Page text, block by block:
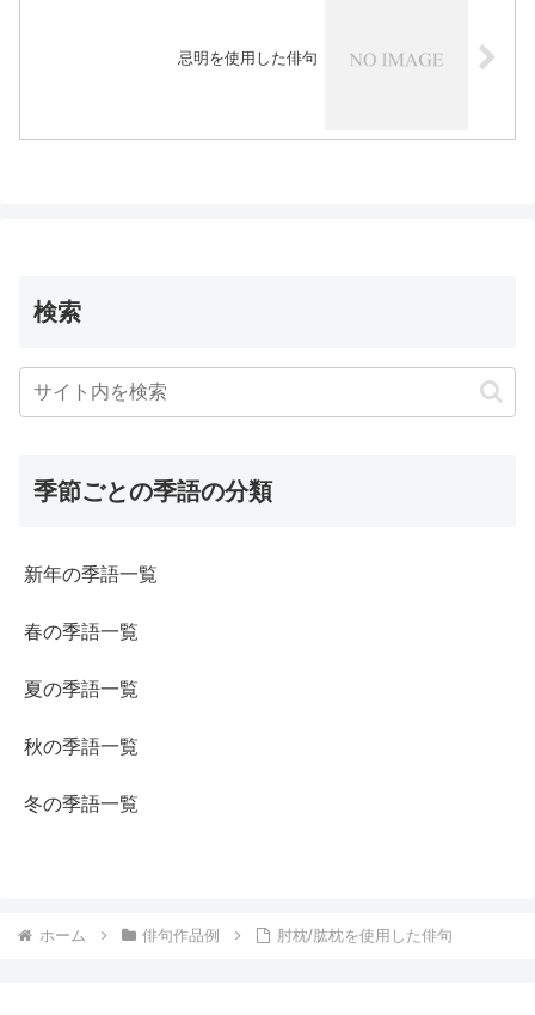
忌明を使用した俳句
検索
季節ごとの季語の分類
新年の季語一覧
春の季語一覧
夏の季語一覧
秋の季語一覧
冬の季語一覧
ホーム 俳句作品例 肘枕/肱枕を使用した俳句